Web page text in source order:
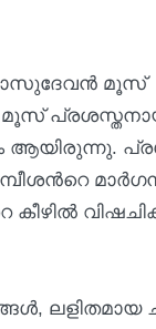
മൂസ്
മൂസ്
ആയിരുന്നു.
ലളിതമായ